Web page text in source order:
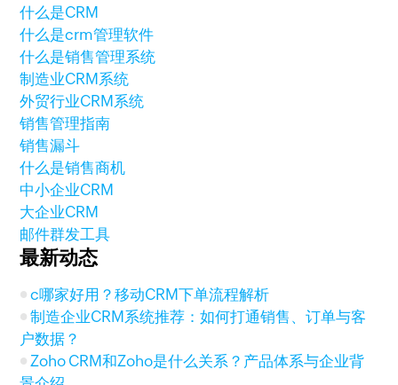
什么是CRM
什么是crm管理软件
什么是销售管理系统
制造业CRM系统
外贸行业CRM系统
销售管理指南
销售漏斗
什么是销售商机
中小企业CRM
大企业CRM
邮件群发工具
最新动态
c哪家好用？移动CRM下单流程解析
制造企业CRM系统推荐：如何打通销售、订单与客
户数据？
Zoho CRM和Zoho是什么关系？产品体系与企业背